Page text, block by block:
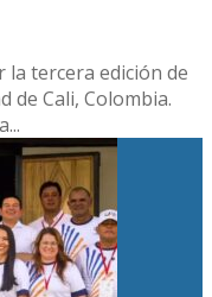
la tercera edición de
de Cali, Colombia.
...